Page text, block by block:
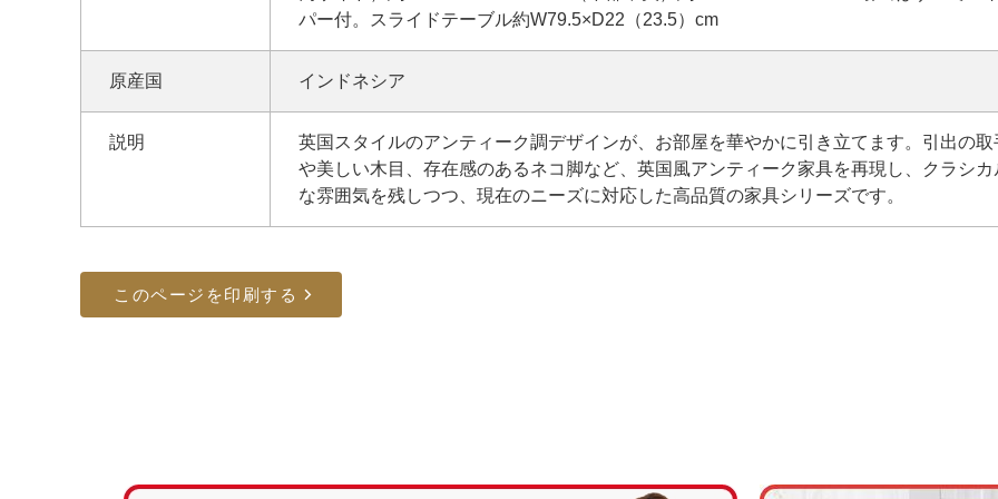
パー付。スライドテーブル約W79.5×D22（23.5）cm
原産国 インドネシア
説明
英国スタイルのアンティーク調デザインが、お部屋を華やかに引き立てます。引出の取
や美しい木目、存在感のあるネコ脚など、英国風アンティーク家具を再現し、クラシカ
な雰囲気を残しつつ、現在のニーズに対応した高品質の家具シリーズです。